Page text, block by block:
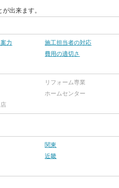
出来ます。
力
施工担当者の対応
費用の適切さ
リフォーム専業
ホームセンター
関東
近畿